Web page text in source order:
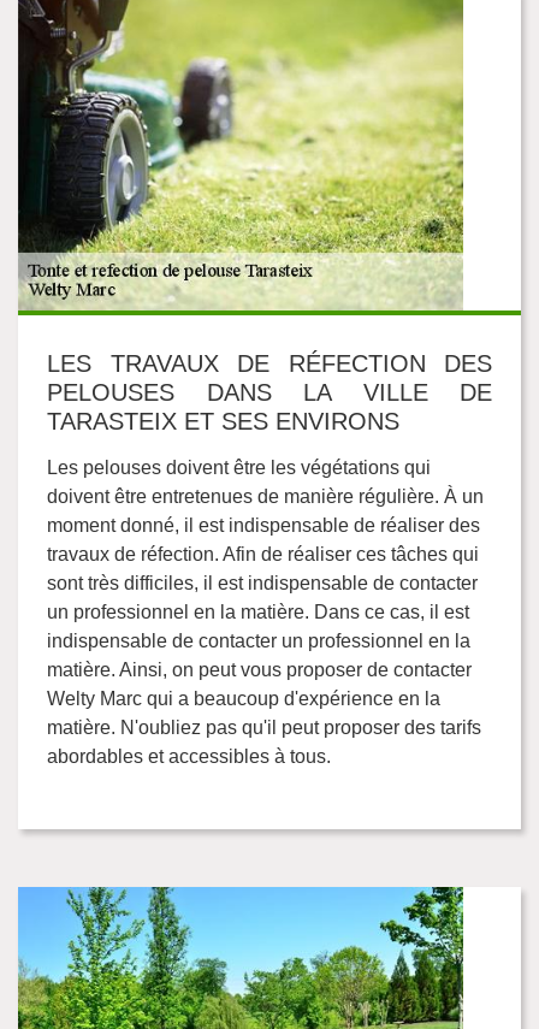
LES TRAVAUX DE RÉFECTION DES
PELOUSES DANS LA VILLE DE
TARASTEIX ET SES ENVIRONS
Les pelouses doivent être les végétations qui
doivent être entretenues de manière régulière. À un
moment donné, il est indispensable de réaliser des
travaux de réfection. Afin de réaliser ces tâches qui
sont très difficiles, il est indispensable de contacter
un professionnel en la matière. Dans ce cas, il est
indispensable de contacter un professionnel en la
matière. Ainsi, on peut vous proposer de contacter
Welty Marc qui a beaucoup d'expérience en la
matière. N'oubliez pas qu'il peut proposer des tarifs
abordables et accessibles à tous.